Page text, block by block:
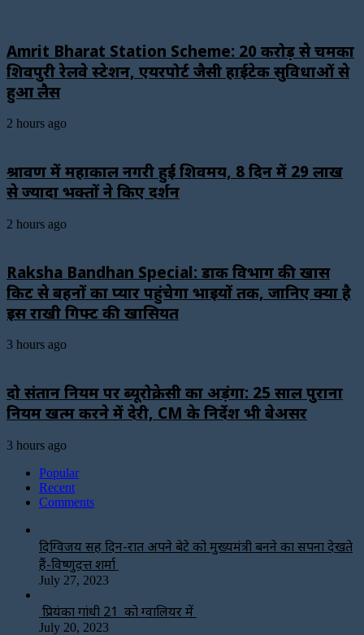
Amrit Bharat Station Scheme: 20 करोड़ से चमका
शिवपुरी रेलवे स्टेशन, एयरपोर्ट जैसी हाईटेक सुविधाओं से
हुआ लैस
2 hours ago
श्रावण में महाकाल नगरी हुई शिवमय, 8 दिन में 29 लाख
से ज्यादा भक्तों ने किए दर्शन
2 hours ago
Raksha Bandhan Special: डाक विभाग की खास
किट से बहनों का प्यार पहुंचेगा भाइयों तक, जानिए क्या है
इस राखी गिफ्ट की खासियत
3 hours ago
दो संतान नियम पर ब्यूरोक्रेसी का अड़ंगा: 25 साल पुराना
नियम खत्म करने में देरी, CM के निर्देश भी बेअसर
3 hours ago
Popular
Recent
Comments
दिग्विजय सिंह दिन-रात अपने बेटे को मुख्यमंत्री बनने का सपना देखते
हैं-विष्णुदत्त शर्मा
July 27, 2023
प्रियंका गांधी 21 को ग्वालियर में
July 20, 2023